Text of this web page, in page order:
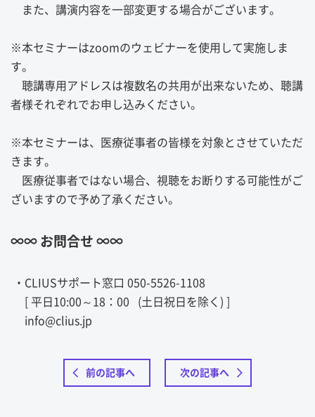
また、講演内容を一部変更する場合がございます。
※本セミナーはzoomのウェビナーを使用して実施しま
す。
聴講専用アドレスは複数名の共用が出来ないため、聴講
者様それぞれでお申し込みください。
※本セミナーは、医療従事者の皆様を対象とさせていただ
きます。
医療従事者ではない場合、視聴をお断りする可能性がご
ざいますので予め了承ください。
∞∞ お問合せ ∞∞
・CLIUSサポート窓口 050-5526-1108
[ 平日10:00～18：00 (土日祝日を除く) ]
info@clius.jp
前の記事へ 次の記事へ